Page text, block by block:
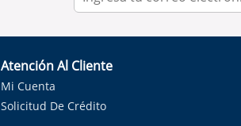
Atención Al Cliente
Mi Cuenta
Solicitud De Crédito